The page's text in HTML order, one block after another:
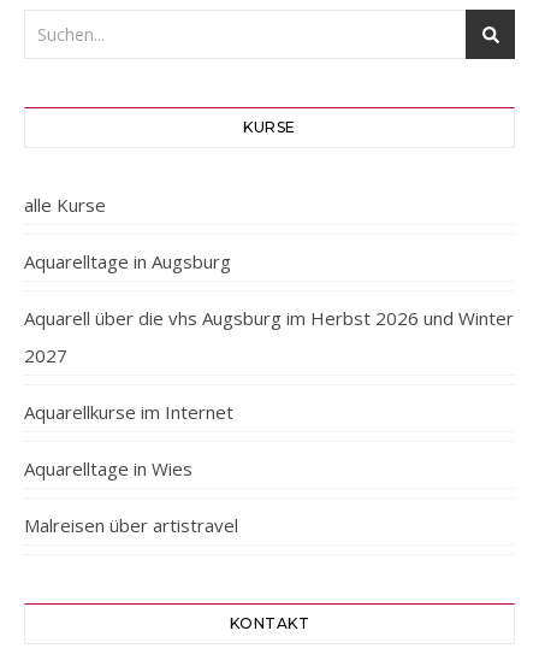
KURSE
alle Kurse
Aquarelltage in Augsburg
Aquarell über die vhs Augsburg im Herbst 2026 und Winter
2027
Aquarellkurse im Internet
Aquarelltage in Wies
Malreisen über artistravel
KONTAKT